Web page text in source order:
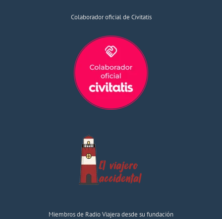
Colaborador oficial de Civitatis
Miembros de Radio Viajera desde su fundación